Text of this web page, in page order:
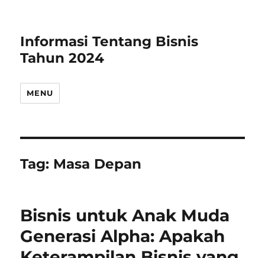
Informasi Tentang Bisnis
Tahun 2024
MENU
Tag: Masa Depan
Bisnis untuk Anak Muda
Generasi Alpha: Apakah